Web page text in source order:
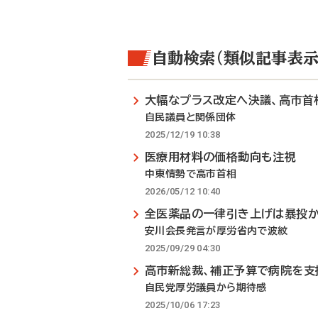
自動検索（類似記事表示
大幅なプラス改定へ決議、高市首
自民議員と関係団体
2025/12/19 10:38
医療用材料の価格動向も注視
中東情勢で高市首相
2026/05/12 10:40
全医薬品の一律引き上げは暴投
安川会長発言が厚労省内で波紋
2025/09/29 04:30
高市新総裁、補正予算で病院を支
自民党厚労議員から期待感
2025/10/06 17:23